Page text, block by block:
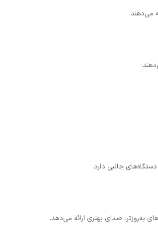
می‌دهند.
جانبی دارد.
به‌روزتر، صدای بهتری ارائه می‌دهد.